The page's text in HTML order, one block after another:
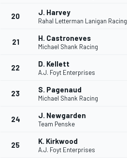
20 J. Harvey
Rahal Letterman Lanigan Racing
21 H. Castroneves
Michael Shank Racing
22 D. Kellett
A.J. Foyt Enterprises
23 S. Pagenaud
Michael Shank Racing
24 J. Newgarden
Team Penske
25 K. Kirkwood
A.J. Foyt Enterprises